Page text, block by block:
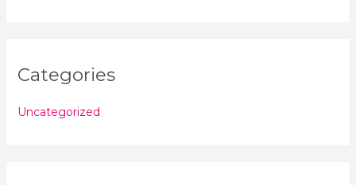
Categories
Uncategorized